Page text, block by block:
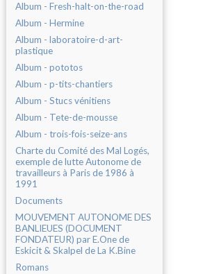
Album - Fresh-halt-on-the-road
Album - Hermine
Album - laboratoire-d-art-
plastique
Album - pototos
Album - p-tits-chantiers
Album - Stucs vénitiens
Album - Tete-de-mousse
Album - trois-fois-seize-ans
Charte du Comité des Mal Logés,
exemple de lutte Autonome de
travailleurs à Paris de 1986 à
1991
Documents
MOUVEMENT AUTONOME DES
BANLIEUES (DOCUMENT
FONDATEUR) par E.One de
Eskicit & Skalpel de La K.Bine
Romans